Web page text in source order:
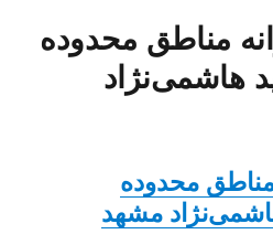
مناطق محدوده
هاشمی‌نژاد
محدوده
مشهد